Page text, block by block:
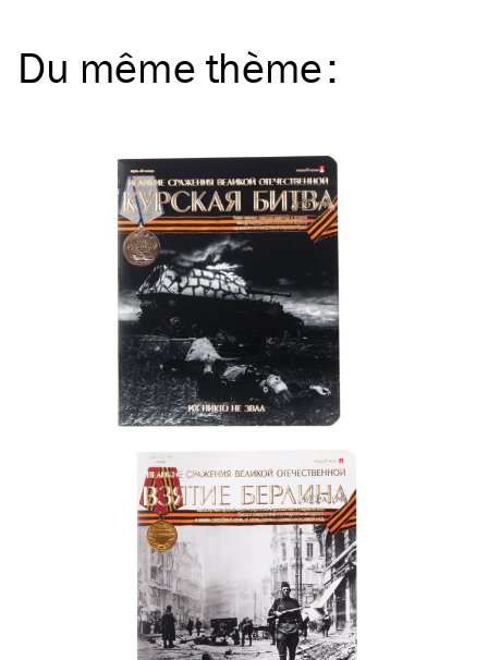
Du même thème: